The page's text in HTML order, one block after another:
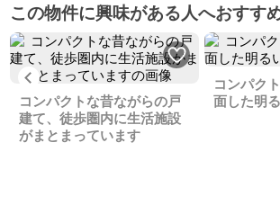
この物件に興味がある人へおすす
Previous
コンパクトな昔ながらの戸
建て、徒歩圏内に生活施設
がまとまっています
コンパク
面した明